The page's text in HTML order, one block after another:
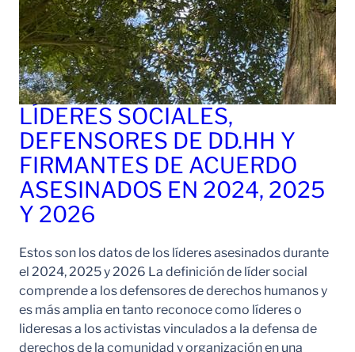
LÍDERES SOCIALES,
DEFENSORES DE DD.HH Y
FIRMANTES DE ACUERDO
ASESINADOS EN 2024, 2025
Y 2026
Estos son los datos de los líderes asesinados durante
el 2024, 2025 y 2026 La definición de líder social
comprende a los defensores de derechos humanos y
es más amplia en tanto reconoce como líderes o
lideresas a los activistas vinculados a la defensa de
derechos de la comunidad y organización en una